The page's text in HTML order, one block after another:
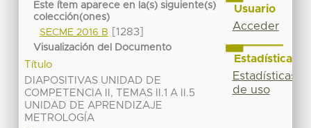
Este ítem aparece en la(s) siguiente(s)
colección(ones)
SECME 2016 B
[1283]
Visualización del Documento
Título
DIAPOSITIVAS UNIDAD DE
COMPETENCIA II, TEMAS II.1 A II.5
UNIDAD DE APRENDIZAJE
METROLOGÍA
Usuario
Acceder
Estadísticas
Estadísticas
de uso